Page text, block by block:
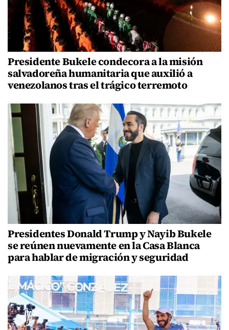
Presidente Bukele condecora a la misión
salvadoreña humanitaria que auxilió a
venezolanos tras el trágico terremoto
Presidentes Donald Trump y Nayib Bukele
se reúnen nuevamente en la Casa Blanca
para hablar de migración y seguridad